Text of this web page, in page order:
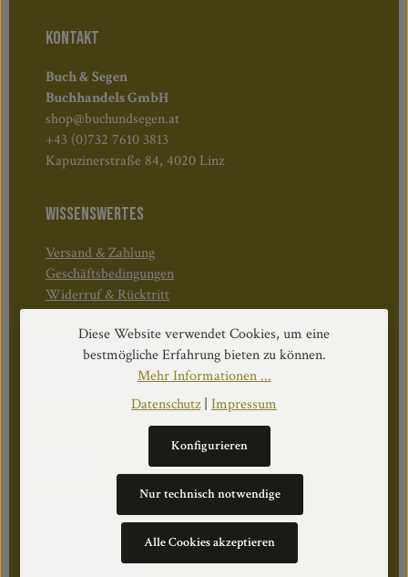
KONTAKT
Buch & Segen
Buchhandels GmbH
shop@buchundsegen.at
+43 (0)732 7610 3813
Kapuzinerstraße 84, 4020 Linz
WISSENSWERTES
Versand & Zahlung
Geschäftsbedingungen
Widerruf & Rücktritt
Öffnungszeiten:
Mo–Do: 08:30–17:00 Uhr
Fr: 08:30–12:30 Uhr
Diese Website verwendet Cookies, um eine
bestmögliche Erfahrung bieten zu können.
Mehr Informationen ...
Datenschutz| Impressum
Nur technisch notwendige
Konfigurieren
Alle Cookies akzeptieren